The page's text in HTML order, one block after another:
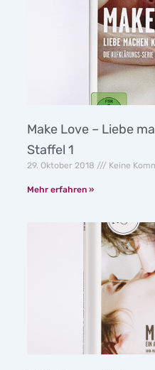
Make Love – Liebe
Staffel 1
29. Oktober 2018 Keine
Mehr erfahren »